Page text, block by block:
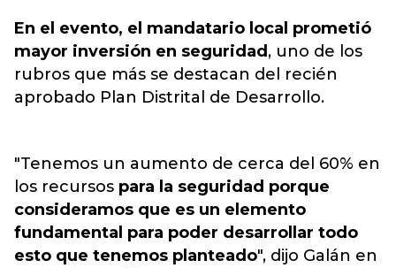
En el evento, el mandatario local prometió
mayor inversión en seguridad , uno de los
rubros que más se destacan del recién
aprobado Plan Distrital de Desarrollo.
"Tenemos un aumento de cerca del 60% en
los recursos para la seguridad porque
consideramos que es un elemento
fundamental para poder desarrollar todo
esto que tenemos planteado", dijo Galán en